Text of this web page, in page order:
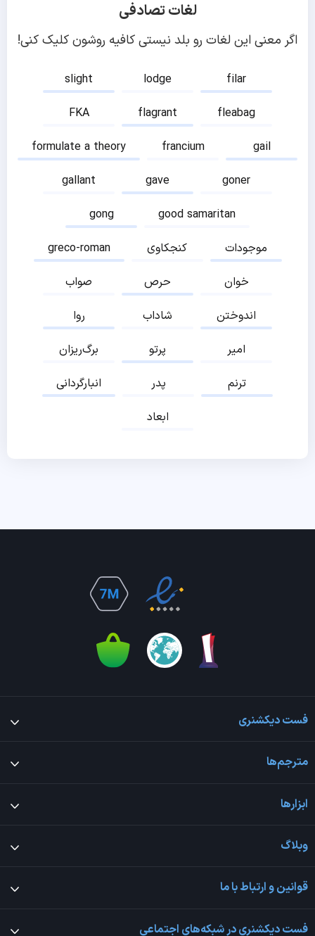
لغات تصادفی
اگر معنی این لغات رو بلد نیستی کافیه روشون کلیک کنی!
slight lodge
filar
FKA
flagrant
fleabag
formulate a theory
francium
gail
gallant
gave
goner
gong
good samaritan
greco-roman
کنجکاوی
موجودات
صواب
حرص
خوان
روا
شاداب
اندوختن
برگ‌ریزان
پرتو
امیر
انبارگردانی
پدر
ترنم
ابعاد
فست دیکشنری
مترجم‌ها
ابزارها
وبلاگ
قوانین و ارتباط با ما
فست دیکشنری در شبکه‌های اجتماعی